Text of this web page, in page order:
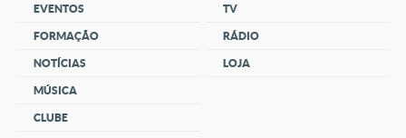
EVENTOS
FORMAÇÃO
NOTÍCIAS
MÚSICA
CLUBE
TV
RÁDIO
LOJA